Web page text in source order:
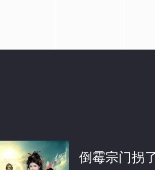
倒霉宗门拐